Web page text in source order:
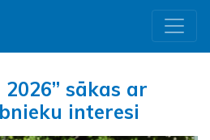
sākas ar
interesi